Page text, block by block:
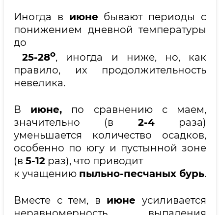
Иногда в июне бывают периоды с
понижением дневной температуры
до
25-28о, иногда и ниже, но, как
правило, их продолжительность
невелика.
В июне, по сравнению с маем,
значительно (в 2-4раза)
уменьшается количество осадков,
особенно по югу и пустынной зоне
(в 5-12 раз), что приводит
к учащению пыльно-песчаных бурь.
Вместе с тем, в июне усиливается